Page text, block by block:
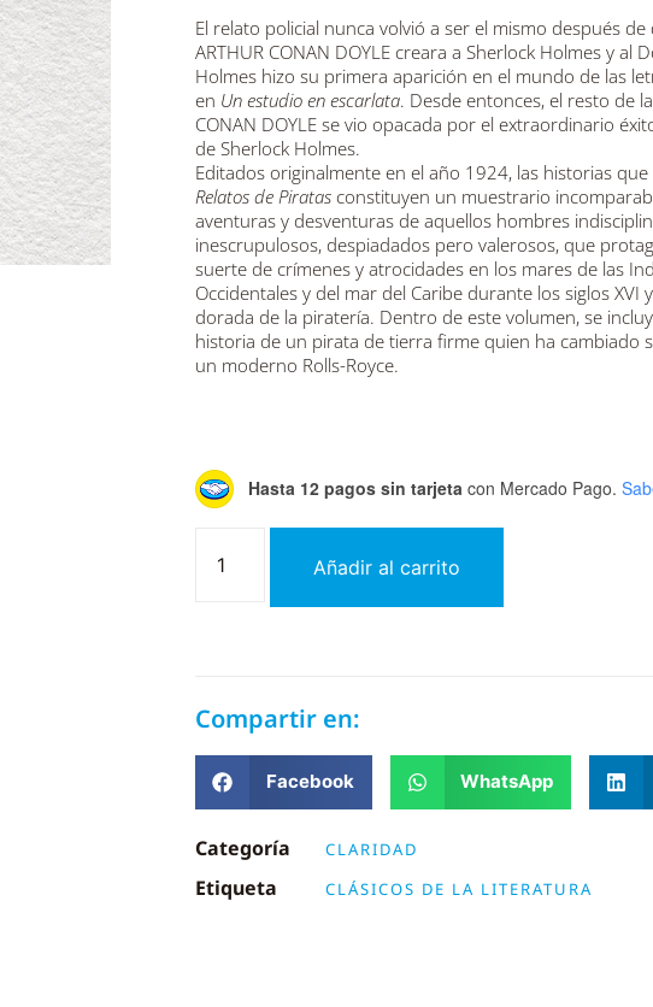
El relato policial nunca volvió a ser el mismo después de
ARTHUR CONAN DOYLE creara a Sherlock Holmes y al
Holmes hizo su primera aparición en el mundo de las
en Un estudio en escarlata. Desde entonces, el resto de
CONAN DOYLE se vio opacada por el extraordinario
de Sherlock Holmes.
Editados originalmente en el año 1924, las historias
Relatos de Piratas constituyen un muestrario
aventuras y desventuras de aquellos hombres
inescrupulosos, despiadados pero valerosos, que
suerte de crímenes y atrocidades en los mares de las
Occidentales y del mar del Caribe durante los siglos XVI
dorada de la piratería. Dentro de este volumen, se
historia de un pirata de tierra firme quien ha cambiado
un moderno Rolls-Royce.
Hasta 12 pagos sin tarjeta con Mercado Pago.
Añadir al carrito
Compartir en:
Facebook WhatsApp
Categoría CLARIDAD
Etiqueta CLÁSICOS DE LA LITERATURA